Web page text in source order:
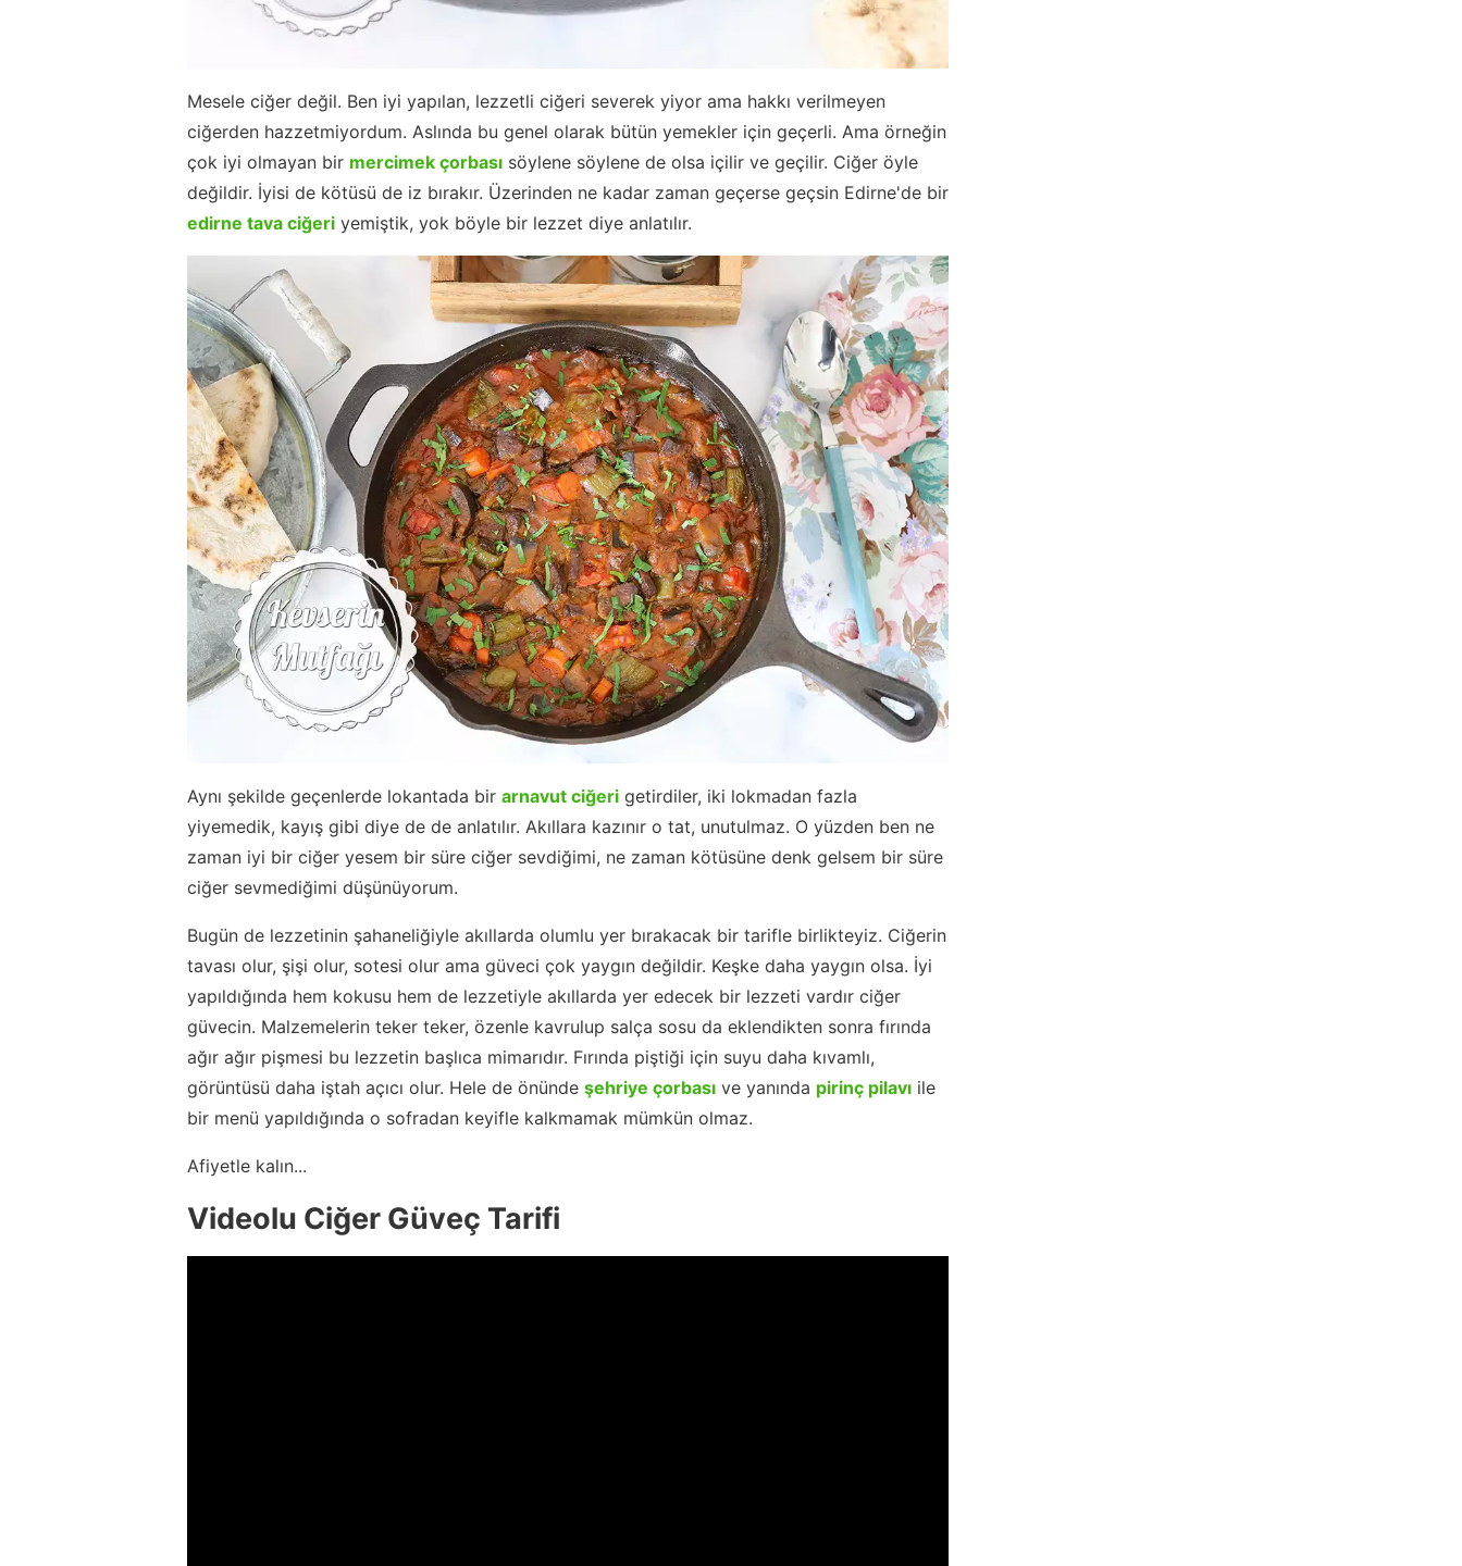
Mesele ciğer değil. Ben iyi yapılan, lezzetli ciğeri severek yiyor ama hakkı verilmeyen
ciğerden hazzetmiyordum. Aslında bu genel olarak bütün yemekler için geçerli. Ama örneğin
çok iyi olmayan bir mercimek çorbası söylene söylene de olsa içilir ve geçilir. Ciğer öyle
değildir. İyisi de kötüsü de iz bırakır. Üzerinden ne kadar zaman geçerse geçsin Edirne'de bir
edirne tava ciğeri yemiştik, yok böyle bir lezzet diye anlatılır.
Aynı şekilde geçenlerde lokantada bir arnavut ciğeri getirdiler, iki lokmadan fazla
yiyemedik, kayış gibi diye de de anlatılır. Akıllara kazınır o tat, unutulmaz. O yüzden ben ne
zaman iyi bir ciğer yesem bir süre ciğer sevdiğimi, ne zaman kötüsüne denk gelsem bir süre
ciğer sevmediğimi düşünüyorum.
Bugün de lezzetinin şahaneliğiyle akıllarda olumlu yer bırakacak bir tarifle birlikteyiz. Ciğerin
tavası olur, şişi olur, sotesi olur ama güveci çok yaygın değildir. Keşke daha yaygın olsa. İyi
yapıldığında hem kokusu hem de lezzetiyle akıllarda yer edecek bir lezzeti vardır ciğer
güvecin. Malzemelerin teker teker, özenle kavrulup salça sosu da eklendikten sonra fırında
ağır ağır pişmesi bu lezzetin başlıca mimarıdır. Fırında piştiği için suyu daha kıvamlı,
görüntüsü daha iştah açıcı olur. Hele de önünde şehriye çorbası ve yanında pirinç pilavı ile
bir menü yapıldığında o sofradan keyifle kalkmamak mümkün olmaz.
Afiyetle kalın...
Videolu Ciğer Güveç Tarifi